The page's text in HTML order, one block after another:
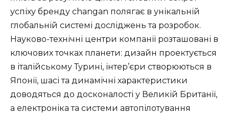
успіху бренду changan полягає в унікальній
глобальній системі досліджень та розробок.
Науково-технічні центри компанії розташовані в
ключових точках планети: дизайн проектується
в італійському Турині, інтер’єри створюються в
Японії, шасі та динамічні характеристики
доводяться до досконалості у Великій Британії,
а електроніка та системи автопілотування